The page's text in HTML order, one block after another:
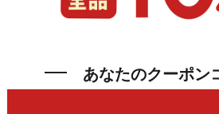
あなたのクーポン